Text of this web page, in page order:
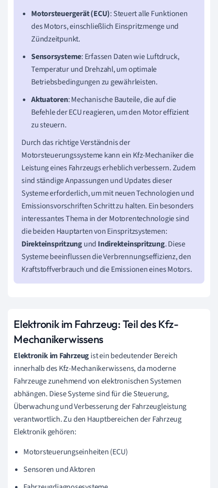
Motorsteuergerät (ECU): Steuert alle Funktionen
des Motors, einschließlich Einspritzmenge und
Zündzeitpunkt.
Sensorsysteme: Erfassen Daten wie Luftdruck,
Temperatur und Drehzahl, um optimale
Betriebsbedingungen zu gewährleisten.
Aktuatoren: Mechanische Bauteile, die auf die
Befehle der ECU reagieren, um den Motor effizient
zu steuern.
Durch das richtige Verständnis der
Motorsteuerungssysteme kann ein Kfz-Mechaniker die
Leistung eines Fahrzeugs erheblich verbessern. Zudem
sind ständige Anpassungen und Updates dieser
Systeme erforderlich, um mit neuen Technologien und
Emissionsvorschriften Schritt zu halten. Ein besonders
interessantes Thema in der Motorentechnologie sind
die beiden Hauptarten von Einspritzsystemen:
Direkteinspritzungund Indirekteinspritzung. Diese
Systeme beeinflussen die Verbrennungseffizienz, den
Kraftstoffverbrauch und die Emissionen eines Motors.
Elektronik im Fahrzeug: Teil des Kfz-
Mechanikerwissens
Elektronik im Fahrzeugist ein bedeutender Bereich
innerhalb des Kfz-Mechanikerwissens, da moderne
Fahrzeuge zunehmend von elektronischen Systemen
abhängen. Diese Systeme sind für die Steuerung,
Überwachung und Verbesserung der Fahrzeugleistung
verantwortlich. Zu den Hauptbereichen der Fahrzeug
Elektronik gehören:
Motorsteuerungseinheiten (ECU)
Sensoren und Aktoren